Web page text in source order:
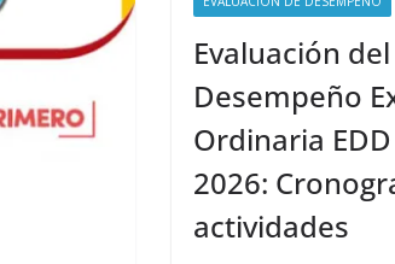
Evaluación del
Desempeño
Ordinaria
2026:
actividades